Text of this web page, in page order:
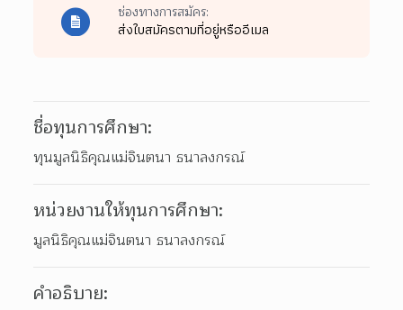
ช่องทางการสมัคร:
ส่งใบสมัครตามที่อยู่หรืออีเมล
ชื่อทุนการศึกษา:
ทุนมูลนิธิคุณแม่จินตนา ธนาลงกรณ์
หน่วยงานให้ทุนการศึกษา:
มูลนิธิคุณแม่จินตนา ธนาลงกรณ์
คำอธิบาย: